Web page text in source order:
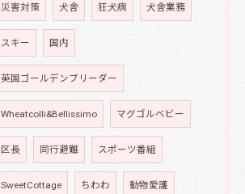
災害対策 犬舎 狂犬病 犬舎業務
スキー 国内
英国ゴールデンブリーダー
Wheatcolli&Bellissimo マグゴルベビー
区長 同行避難 スポーツ番組
SweetCottage ちわわ 動物愛護